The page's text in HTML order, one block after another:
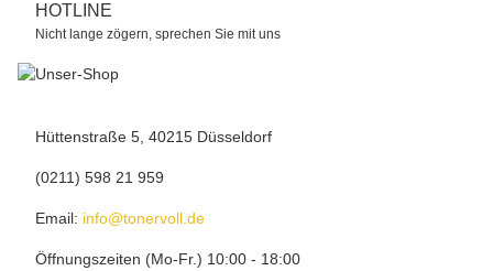
HOTLINE
Nicht lange zögern, sprechen Sie mit uns
Hüttenstraße 5, 40215 Düsseldorf
(0211) 598 21 959
Email: info@tonervoll.de
Öffnungszeiten (Mo-Fr.) 10:00 - 18:00